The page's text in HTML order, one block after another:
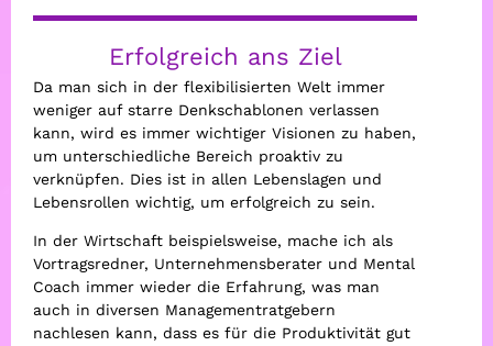
Erfolgreich ans Ziel
Da man sich in der flexibilisierten Welt immer
weniger auf starre Denkschablonen verlassen
kann, wird es immer wichtiger Visionen zu haben,
um unterschiedliche Bereich proaktiv zu
verknüpfen. Dies ist in allen Lebenslagen und
Lebensrollen wichtig, um erfolgreich zu sein.
In der Wirtschaft beispielsweise, mache ich als
Vortragsredner, Unternehmensberater und Mental
Coach immer wieder die Erfahrung, was man
auch in diversen Managementratgebern
nachlesen kann, dass es für die Produktivität gut